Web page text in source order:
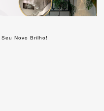
Novo Brilho!